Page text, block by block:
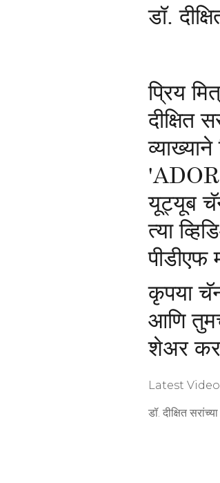
डॉ.
प्रिय
दीक्षित
यूट्यूब
त्या
पीडीएफ
कृपया
आणि
शेअर
Latest
डॉ. दीक्षित